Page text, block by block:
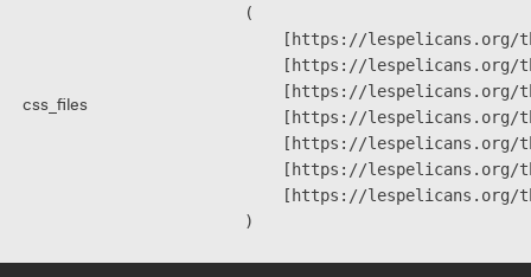
css_files
(
[https://
[https://
[https://
[https://
[https://
[https://
[https://